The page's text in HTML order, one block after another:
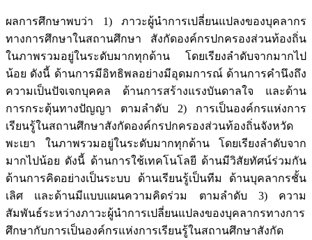
ผลการศึกษาพบว่า 1) ภาวะผู้นำการเปลี่ยนแปลงของบุคลากร
ทางการศึกษาในสถานศึกษา สังกัดองค์กรปกครองส่วนท้องถิ่น
ในภาพรวมอยู่ในระดับมากทุกด้าน โดยเรียงลำดับจากมากไป
น้อย ดังนี้ ด้านการมีอิทธิพลอย่างมีอุดมการณ์ ด้านการคำนึงถึง
ความเป็นปัจเจกบุคคล ด้านการสร้างแรงบันดาลใจ และด้าน
การกระตุ้นทางปัญญา ตามลำดับ 2) การเป็นองค์กรแห่งการ
เรียนรู้ในสถานศึกษาสังกัดองค์กรปกครองส่วนท้องถิ่นจังหวัด
พะเยา ในภาพรวมอยู่ในระดับมากทุกด้าน โดยเรียงลำดับจาก
มากไปน้อย ดังนี้ ด้านการใช้เทคโนโลยี ด้านมีวิสัยทัศน์ร่วมกัน
ด้านการคิดอย่างเป็นระบบ ด้านเรียนรู้เป็นทีม ด้านบุคลากรชั้น
เลิศ และด้านมีแบบแผนความคิดร่วม ตามลำดับ 3) ความ
สัมพันธ์ระหว่างภาวะผู้นำการเปลี่ยนแปลงของบุคลากรทางการ
ศึกษากับการเป็นองค์กรแห่งการเรียนรู้ในสถานศึกษาสังกัด